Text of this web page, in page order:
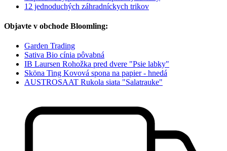
12 jednoduchých záhradníckych trikov
Objavte v obchode Bloomling:
Garden Trading
Sativa Bio cínia pôvabná
IB Laursen Rohožka pred dvere "Psie labky"
Sköna Ting Kovová spona na papier - hnedá
AUSTROSAAT Rukola siata "Salatrauke"